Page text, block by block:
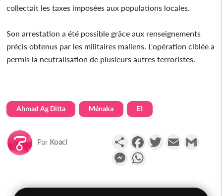
collectait les taxes imposées aux populations locales.
Son arrestation a été possible grâce aux renseignements
précis obtenus par les militaires maliens. L'opération ciblée a
permis la neutralisation de plusieurs autres terroristes.
Ahmad Ag Ditta Ménaka EI
Par Koaci PartagerFacebookTwitterEmail
Messenger